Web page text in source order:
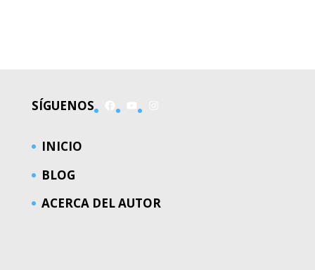
SÍGUENOS
INICIO
BLOG
ACERCA DEL AUTOR